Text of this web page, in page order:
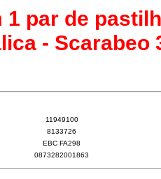
1 par de
- Scarabeo
11949100
8133726
EBC FA298
0873282001863